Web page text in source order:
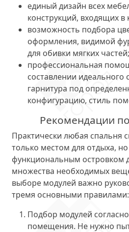
единый дизайн всех
конструкций, входящих в
возможность подбора
оформления, видимой
для обивки мягких частей;
профессиональная
составлении идеального
гарнитура под
конфигурацию, стиль
Рекомендации
Практически любая спальня
только местом для отдыха,
функциональным островком
множества необходимых
выборе модулей важно
тремя основными правилами:
Подбор модулей
помещения. Не нужно